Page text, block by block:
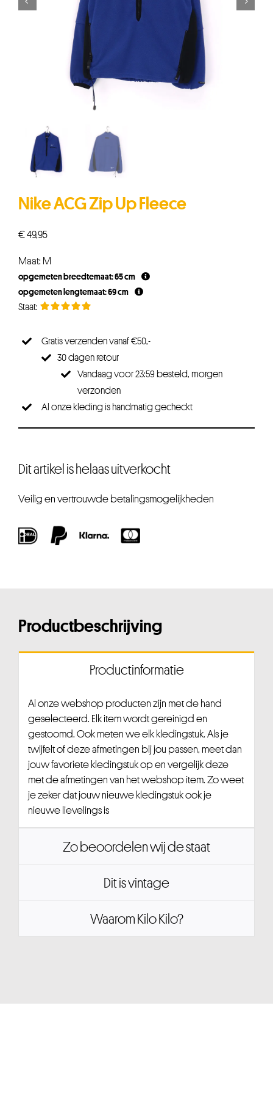
Nike ACG Zip Up Fleece
€49,95
Maat: M
opgemeten breedtemaat: 65 cm
opgemeten lengtemaat: 69 cm
Gratis verzenden vanaf €50,-
30 dagen retour
Vandaag voor 23:59 besteld, morgen
verzonden
Al onze kleding is handmatig gecheckt
Dit artikel is helaas uitverkocht
Veilig en vertrouwde betalingsmogelijkheden
Productbeschrijving
Productinformatie
Al onze webshop producten zijn met de hand
geselecteerd. Elk item wordt gereinigd en
gestoomd. Ook meten we elk kledingstuk. Als je
twijfelt of deze afmetingen bij jou passen, meet dan
jouw favoriete kledingstuk op en vergelijk deze
met de afmetingen van het webshop item. Zo weet
je zeker dat jouw nieuwe kledingstuk ook je
nieuwe lievelings is
Zo beoordelen wij de staat
Dit is vintage
Waarom Kilo Kilo?